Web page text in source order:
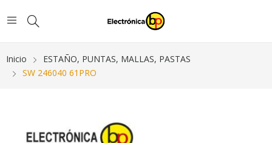
Inicio
ESTAÑO, PUNTAS, MALLAS, PASTAS
SW 246040 61PRO